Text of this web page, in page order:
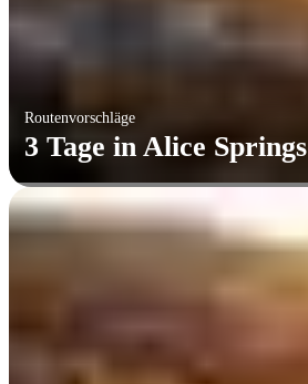
Routenvorschläge
3 Tage in Alice Springs